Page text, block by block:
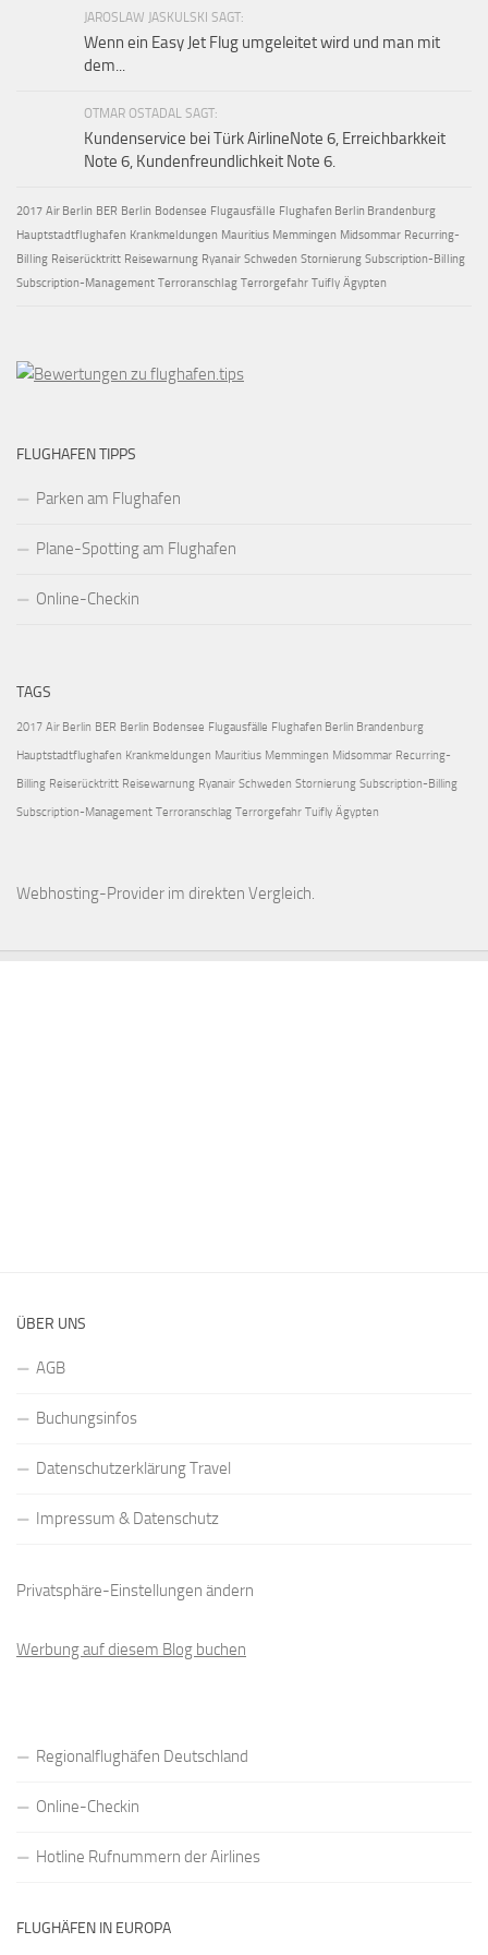
JAROSLAW JASKULSKI SAGT:
Wenn ein Easy Jet Flug umgeleitet wird und man mit
dem...
OTMAR OSTADAL SAGT:
Kundenservice bei Türk AirlineNote 6, Erreichbarkkeit
Note 6, Kundenfreundlichkeit Note 6.
2017 Air Berlin BER Berlin Bodensee Flugausfälle Flughafen Berlin Brandenburg
Hauptstadtflughafen Krankmeldungen Mauritius Memmingen Midsommar Recurring-
Billing Reiserücktritt Reisewarnung Ryanair Schweden Stornierung Subscription-Billing
Subscription-Management Terroranschlag Terrorgefahr Tuifly Ägypten
FLUGHAFEN TIPPS
Parken am Flughafen
Plane-Spotting am Flughafen
Online-Checkin
TAGS
2017 Air Berlin BER Berlin Bodensee Flugausfälle Flughafen Berlin Brandenburg
Hauptstadtflughafen Krankmeldungen Mauritius Memmingen Midsommar Recurring-
Billing Reiserücktritt Reisewarnung Ryanair Schweden Stornierung Subscription-Billing
Subscription-Management Terroranschlag Terrorgefahr Tuifly Ägypten
Webhosting-Provider im direkten Vergleich.
ÜBER UNS
AGB
Buchungsinfos
Datenschutzerklärung Travel
Impressum & Datenschutz
Privatsphäre-Einstellungen ändern
Werbung auf diesem Blog buchen
Regionalflughäfen Deutschland
Online-Checkin
Hotline Rufnummern der Airlines
FLUGHÄFEN IN EUROPA